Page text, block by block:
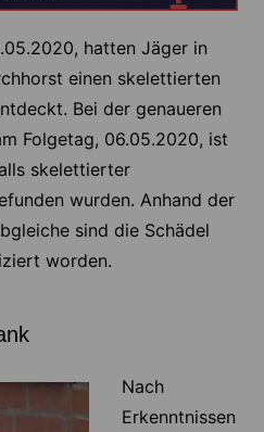
hatten Jäger in
einen skelettierten
Bei der genaueren
Folgetag, 06.05.2020, ist
skelettierter
wurden. Anhand der
sind die Schädel
worden.
Nach
Erkenntnissen